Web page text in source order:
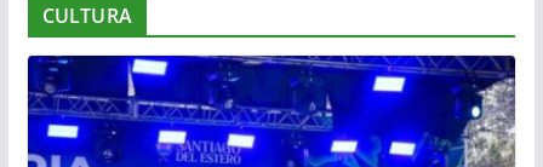
CULTURA